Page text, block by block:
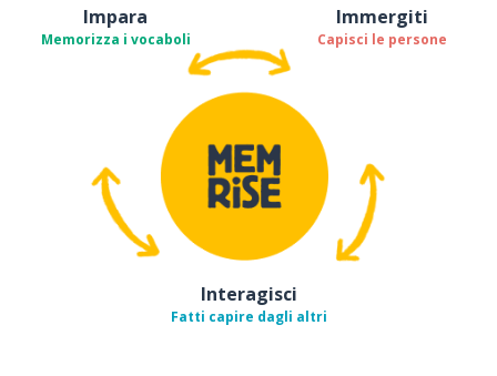
Impara
Memorizza i vocaboli
Immergiti
Capisci le persone
Interagisci
Fatti capire dagli altri